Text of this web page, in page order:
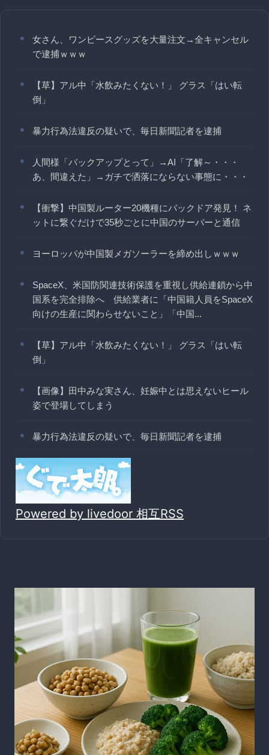
女さん、ワンピースグッズを大量注文→全キャンセル
で逮捕ｗｗｗ
【草】アル中「水飲みたくない！」 グラス「はい転
倒」
暴力行為法違反の疑いで、毎日新聞記者を逮捕
人間様「バックアップとって」→AI「了解～・・・
あ、間違えた」→ガチで洒落にならない事態に・・・
【衝撃】中国製ルーター20機種にバックドア発見！ ネ
ットに繋ぐだけで35秒ごとに中国のサーバーと通信
ヨーロッパが中国製メガソーラーを締め出しｗｗｗ
SpaceX、米国防関連技術保護を重視し供給連鎖から中
国系を完全排除へ 供給業者に「中国籍人員をSpaceX
向けの生産に関わらせないこと」「中国...
【草】アル中「水飲みたくない！」 グラス「はい転
倒」
【画像】田中みな実さん、妊娠中とは思えないヒール
姿で登場してしまう
暴力行為法違反の疑いで、毎日新聞記者を逮捕
Powered by livedoor 相互RSS